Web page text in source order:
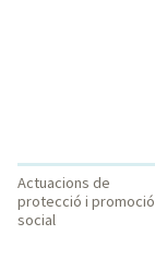
Actuacions de
protecció i promoció
social